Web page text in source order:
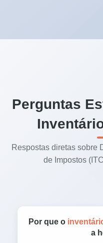
Perguntas
Respostas diretas sobre
de Impostos
Por que o
a